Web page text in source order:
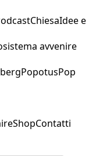
ChiesaIdee e
avvenire
PopotusPop
ShopContatti